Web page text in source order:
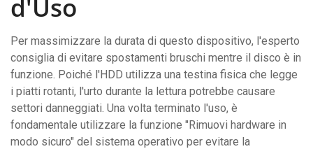
d'Uso
Per massimizzare la durata di questo dispositivo, l'esperto
consiglia di evitare spostamenti bruschi mentre il disco è in
funzione. Poiché l'HDD utilizza una testina fisica che legge
i piatti rotanti, l'urto durante la lettura potrebbe causare
settori danneggiati. Una volta terminato l'uso, è
fondamentale utilizzare la funzione "Rimuovi hardware in
modo sicuro" del sistema operativo per evitare la